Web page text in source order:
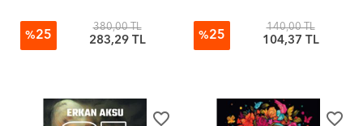
%25
380,00 TL
283,29 TL %25
140,00 TL
104,37 TL
favorite_border favorite_border